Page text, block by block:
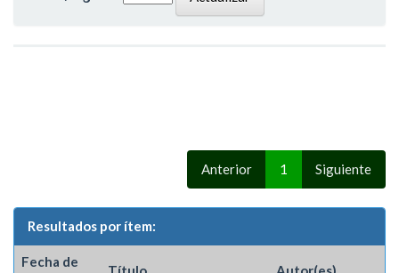
Anterior 1 Siguiente
Resultados por ítem:
Fecha de